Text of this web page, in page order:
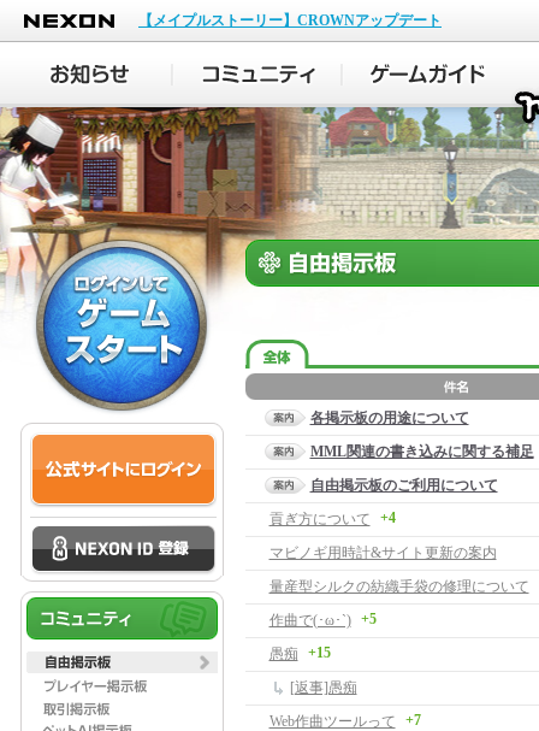
NEXON
【メイプルストーリー】CROWNアップデート
各掲示板の用途について
MML関連の書き込みに関する補足
自由掲示板のご利用について
貢ぎ方について
+4
マビノギ用時計&サイト更新の案内
量産型シルクの紡織手袋の修理について
作曲で(･ω･`) +5
愚痴 +15
[返事]愚痴
Web作曲ツールって
+7